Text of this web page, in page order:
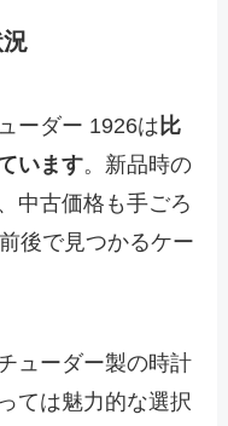
ーダー 1926は比
います。新品時の
中古価格も手ごろ
後で見つかるケー
ューダー製の時計
ては魅力的な選択